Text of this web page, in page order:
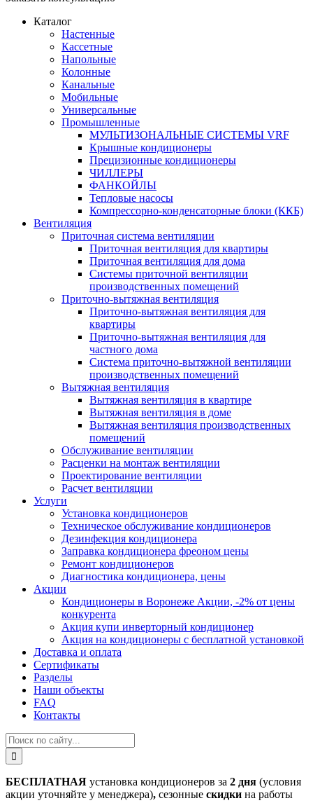
Каталог
Настенные
Кассетные
Напольные
Колонные
Канальные
Мобильные
Универсальные
Промышленные
МУЛЬТИЗОНАЛЬНЫЕ СИСТЕМЫ VRF
Крышные кондиционеры
Прецизионные кондиционеры
ЧИЛЛЕРЫ
ФАНКОЙЛЫ
Тепловые насосы
Компрессорно-конденсаторные блоки (ККБ)
Вентиляция
Приточная система вентиляции
Приточная вентиляция для квартиры
Приточная вентиляция для дома
Системы приточной вентиляции
производственных помещений
Приточно-вытяжная вентиляция
Приточно-вытяжная вентиляция для
квартиры
Приточно-вытяжная вентиляция для
частного дома
Система приточно-вытяжной вентиляции
производственных помещений
Вытяжная вентиляция
Вытяжная вентиляция в квартире
Вытяжная вентиляция в доме
Вытяжная вентиляция производственных
помещений
Обслуживание вентиляции
Расценки на монтаж вентиляции
Проектирование вентиляции
Расчет вентиляции
Услуги
Установка кондиционеров
Техническое обслуживание кондиционеров
Дезинфекция кондиционера
Заправка кондиционера фреоном цены
Ремонт кондиционеров
Диагностика кондиционера, цены
Акции
Кондиционеры в Воронеже Акции, -2% от цены
конкурента
Акция купи инверторный кондиционер
Акция на кондиционеры с бесплатной установкой
Доставка и оплата
Сертификаты
Разделы
Наши объекты
FAQ
Контакты
БЕСПЛАТНАЯ установка кондиционеров за 2 дня (условия
акции уточняйте у менеджера), сезонные скидки на работы